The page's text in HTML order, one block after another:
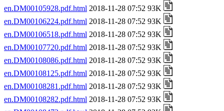
en.DM00105928.pdf.html 2018-11-28 07:52 93K
en.DM00106224.pdf.html 2018-11-28 07:52 93K
en.DM00106518.pdf.html 2018-11-28 07:52 93K
en.DM00107720.pdf.html 2018-11-28 07:52 93K
en.DM00108086.pdf.html 2018-11-28 07:52 93K
en.DM00108125.pdf.html 2018-11-28 07:52 93K
en.DM00108281.pdf.html 2018-11-28 07:52 93K
en.DM00108282.pdf.html 2018-11-28 07:52 93K